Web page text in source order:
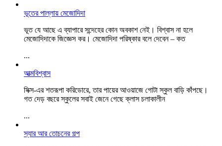
ভূতের পাল্লায় মেজোদিদা
ভূত যে আছে এ ব্যাপারে সন্দেহের কোন অবকাশ নেই। বিশ্বাস না হলে
মেজোদিদাকে জিজ্ঞেস কর। মেজোদিদা পরিষ্কার বলে দেবেন – কত
...
আত্মবিশ্বাস
সিক্স-এর শতরূপা করিডোরে, তার পায়ের আওয়াজে গোটা স্কুল বাড়ি কাঁপছে।
গত দেড় বছরে স্কুলের সবাই জেনে গেছে ক্লাস চলাকালীন
...
স্যার আর তোচনের গল্প